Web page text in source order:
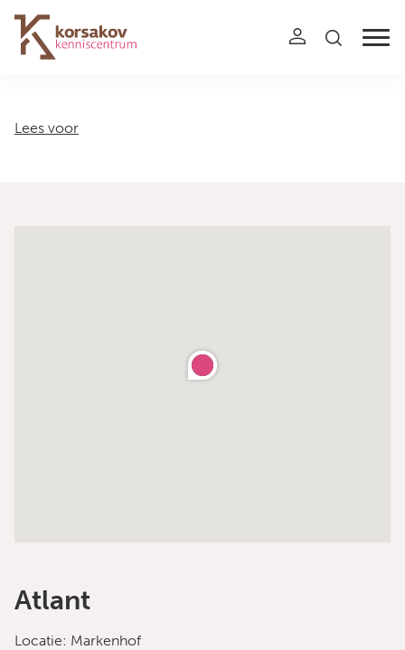
Navigation
Lees voor
Atlant
Locatie: Markenhof